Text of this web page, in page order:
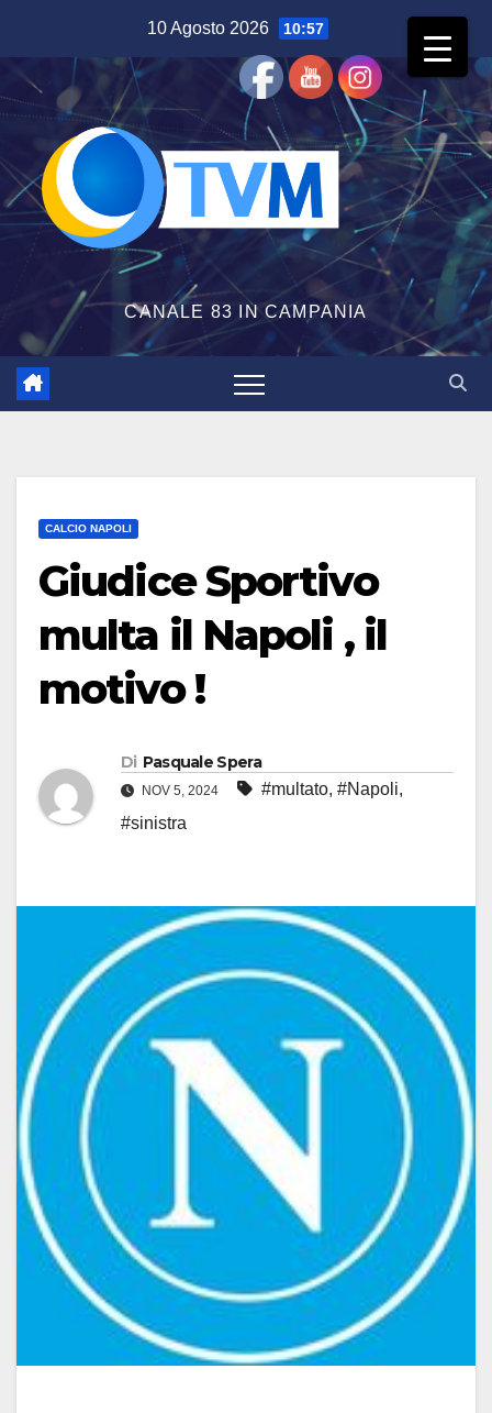
contenuto
10 Agosto 2026 10:57
CANALE 83 IN CAMPANIA
CALCIO NAPOLI
Giudice Sportivo
multa il Napoli , il
motivo !
Di Pasquale Spera
NOV 5, 2024 #multato, #Napoli,
#sinistra